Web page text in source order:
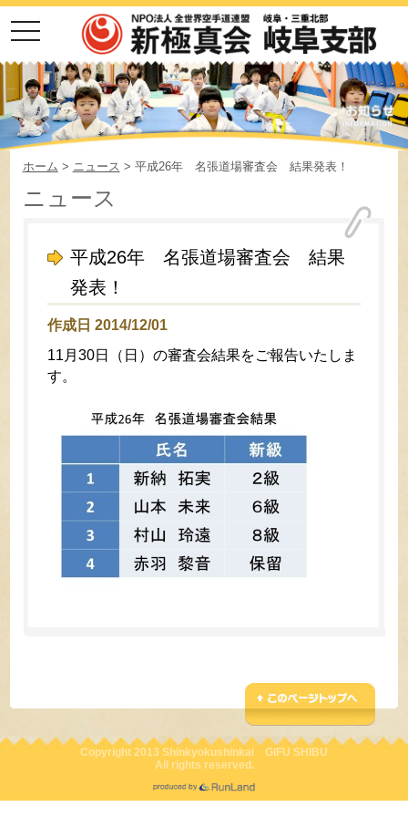
toggle
navigation
ホーム > ニュース > 平成26年 名張道場審査会 結果発表！
ニュース
平成26年 名張道場審査会 結果
発表！
作成日 2014/12/01
11月30日（日）の審査会結果をご報告いたしま
す。
Copyright 2013 Shinkyokushinkai GIFU SHIBU
All rights reserved.